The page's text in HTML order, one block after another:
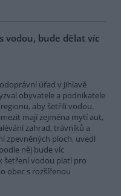
vodou, bude dělat víc
úřad v Jihlavě
obyvatele a podnikatele
aby šetřili vodou.
mají zejména mytí aut,
zahrad, trávníků a
zpevněných ploch, uvedl
něj bude víc
šetření vodou platí pro
obec s rozšířenou